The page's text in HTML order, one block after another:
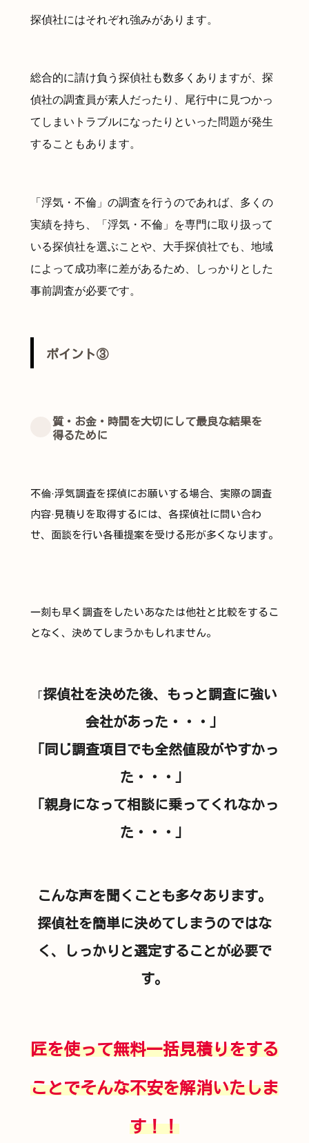
探偵社にはそれぞれ強みがあります。
総合的に請け負う探偵社も数多くありますが、探
偵社の調査員が素人だったり、尾行中に見つかっ
てしまいトラブルになったりといった問題が発生
することもあります。
「浮気・不倫」の調査を行うのであれば、多くの
実績を持ち、「浮気・不倫」を専門に取り扱って
いる探偵社を選ぶことや、大手探偵社でも、地域
によって成功率に差があるため、しっかりとした
事前調査が必要です。
ポイント③
質・お金・時間を大切にして最良な結果を
得るために
不倫·浮気調査を探偵にお願いする場合、実際の調査
内容·見積りを取得するには、各探偵社に問い合わ
せ、面談を行い各種提案を受ける形が多くなります。
一刻も早く調査をしたいあなたは他社と比較をするこ
となく、決めてしまうかもしれません。
探偵社を決めた後、もっと調査に強い
会社があった・・・」
「同じ調査項目でも全然値段がやすかっ
た・・・」
「親身になって相談に乗ってくれなかっ
た・・・」
こんな声を聞くことも多々あります。
探偵社を簡単に決めてしまうのではな
く、しっかりと選定することが必要で
す。
匠を使って無料一括見積りをする
ことでそんな不安を解消いたしま
す！！